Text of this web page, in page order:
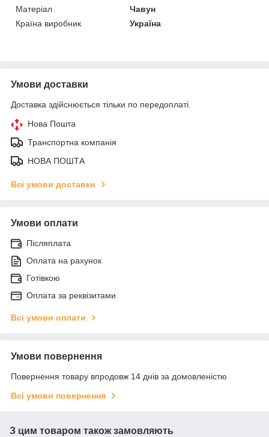
Матеріал
Чавун
Країна виробник
Україна
Умови доставки
Доставка здійснюється тільки по передоплаті.
Нова Пошта
Транспортна компанія
НОВА ПОШТА
Всі умови доставки
Умови оплати
Післяплата
Оплата на рахунок
Готівкою
Оплата за реквізитами
Всі умови оплати
Умови повернення
Повернення товару впродовж 14 днів за домовленістю
Всі умови повернення
З цим товаром також замовляють